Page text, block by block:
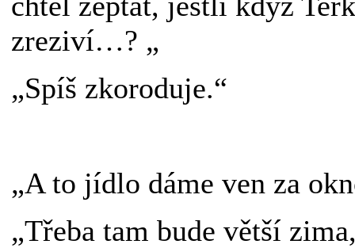
zreziví…? „
„Spíš zkoroduje.“
„A to jídlo dáme ven za
„Třeba tam bude větší